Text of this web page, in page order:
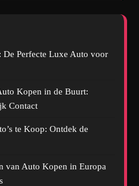
De Perfecte Luxe Auto voor
Kopen in de Buurt:
Contact
te Koop: Ontdek de
van Auto Kopen in Europa